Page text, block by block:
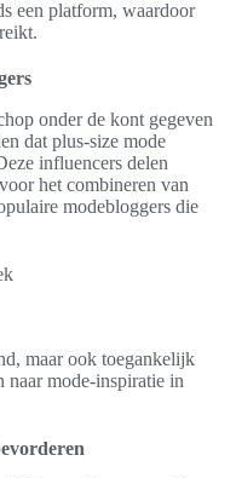
een platform, waardoor
onder de kont gegeven
dat plus-size mode
influencers delen
het combineren van
modebloggers die
maar ook toegankelijk
mode-inspiratie in